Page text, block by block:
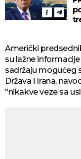
Američki
su lažne
sadržaju mogućeg
Država i Irana,
"nikakve veze sa